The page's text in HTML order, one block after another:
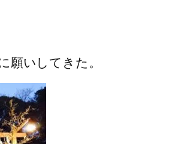
願いしてきた。